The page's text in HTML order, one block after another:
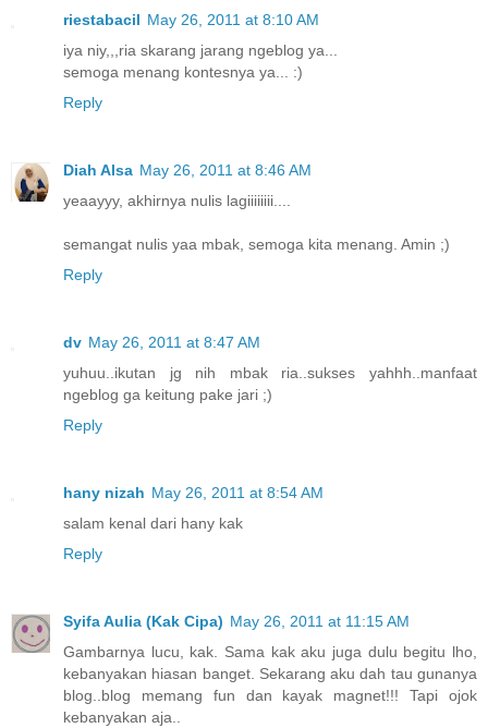
riestabacil May 26, 2011 at 8:10 AM
iya niy,,,ria skarang jarang ngeblog ya...
semoga menang kontesnya ya... :)
Reply
Diah Alsa May 26, 2011 at 8:46 AM
yeaayyy, akhirnya nulis lagiiiiiiii....
semangat nulis yaa mbak, semoga kita menang. Amin ;)
Reply
dv May 26, 2011 at 8:47 AM
yuhuu..ikutan jg nih mbak ria..sukses yahhh..manfaat
ngeblog ga keitung pake jari ;)
Reply
hany nizah May 26, 2011 at 8:54 AM
salam kenal dari hany kak
Reply
Syifa Aulia (Kak Cipa) May 26, 2011 at 11:15 AM
Gambarnya lucu, kak. Sama kak aku juga dulu begitu lho,
kebanyakan hiasan banget. Sekarang aku dah tau gunanya
blog..blog memang fun dan kayak magnet!!! Tapi ojok
kebanyakan aja..